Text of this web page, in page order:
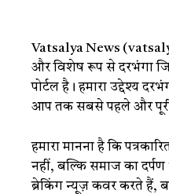
Vatsalya News
और विशेष रूप से दरभंगा
पोर्टल है। हमारा उद्देश्य
आप तक सबसे पहले और पूरी
हमारा मानना है कि
नहीं, बल्कि समाज का
ब्रेकिंग न्यूज़ कवर करते हैं,